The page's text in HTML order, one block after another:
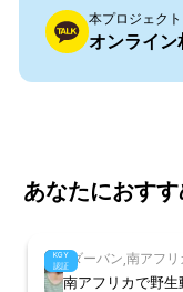
本プロジェク
オンライン
あなたにおす
KGY
認証
| ダーバン 南アフリ
南アフリカで野生